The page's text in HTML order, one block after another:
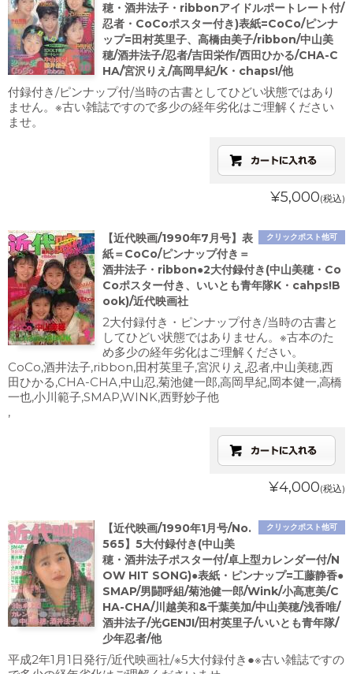
穂・酒井法子・ribbonアイドルポートレート付/
忍者・CoCoポスター付き)表紙=CoCo/ピンナ
ップ=田村英里子、高橋由美子/ribbon/中山美
穂/酒井法子/忍者/吉田栄作/西田ひかる/CHA-C
HA/宮沢りえ/高岡早紀/K・chaps!/他
付録付き/ピンナップ付/当時の古書としてひどい状態ではあり
ません。※古い雑誌ですので多少の経年劣化はご理解ください
ませ。
¥5,000(税込)
クリックポスト他可
【近代映画/1990年7月号】表
紙＝CoCo/ピンナップ付き＝
酒井法子・ribbon●2大付録付き(中山美穂・Co
Coポスター付き、いいとも青年隊K・cahps!B
ook)/近代映画社
2大付録付き・ピンナップ付き/当時の古書と
してひどい状態ではありません。※古本のた
め多少の経年劣化はご理解ください。
CoCo,酒井法子,ribbon,田村英里子,宮沢りえ,忍者,中山美穂,西
田ひかる,CHA-CHA,中山忍,菊池健一郎,高岡早紀,岡本健一,高橋
一也,小川範子,SMAP,WINK,西野妙子他
,
¥4,000(税込)
クリックポスト他可
【近代映画/1990年1月号/No.
565】5大付録付き(中山美
穂・酒井法子ポスター付/卓上型カレンダー付/N
OW HIT SONG)●表紙・ピンナップ=工藤静香●
SMAP/男闘呼組/菊池健一郎/Wink/小高恵美/C
HA-CHA/川越美和&千葉美加/中山美穂/浅香唯/
酒井法子/光GENJI/田村英里子/いいとも青年隊/
少年忍者/他
平成2年1月1日発行/近代映画社/※5大付録付き●※古い雑誌ですの